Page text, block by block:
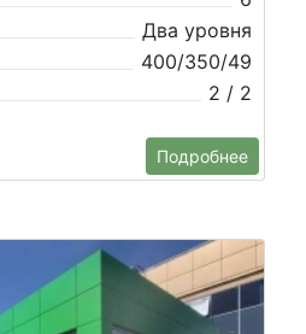
Два уровня
400/350/49
2 / 2
Подробнее